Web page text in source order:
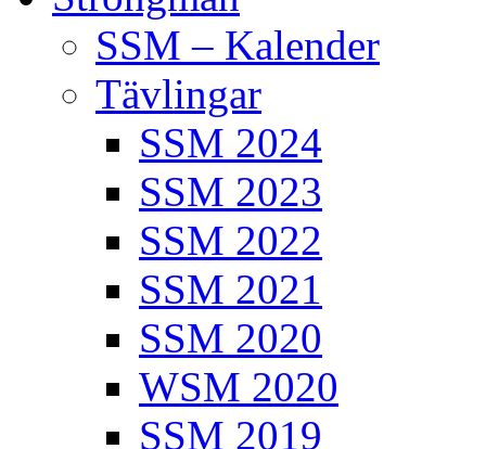
SSM – Kalender
Tävlingar
SSM 2024
SSM 2023
SSM 2022
SSM 2021
SSM 2020
WSM 2020
SSM 2019